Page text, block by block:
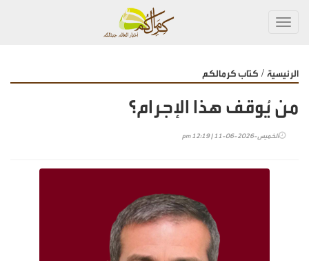
الرئيسية / كتاب كرمالكم
من يُوقف هذا الإجرام؟
الخميس-2026-06-11 | 12:19 pm